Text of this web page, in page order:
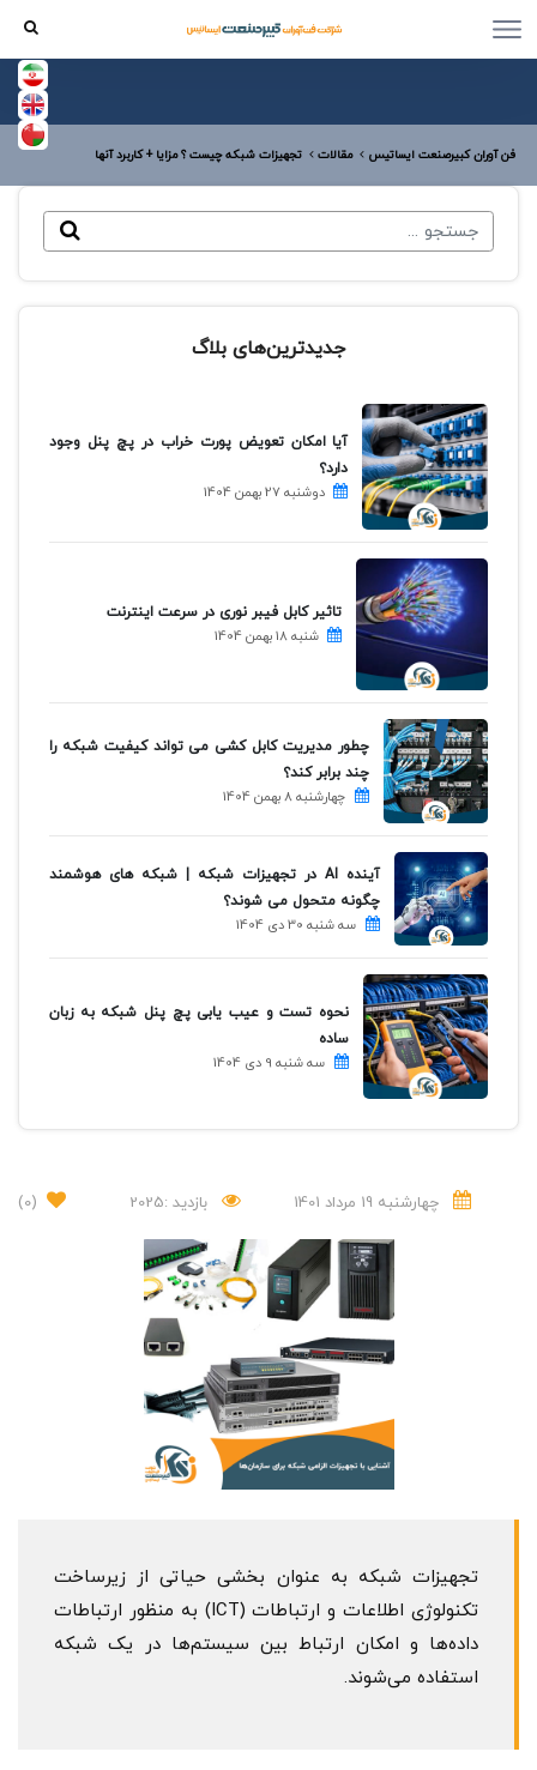
فن آوران کبیرصنعت ایساتیس مقالات تجهیزات شبکه چیست ؟ مزایا + کاربرد آنها
جدیدترین‌های بلاگ
آیا امکان تعویض پورت خراب در پچ پنل وجود
دارد؟
دوشنبه 27 بهمن 1404
تاثیر کابل فیبر نوری در سرعت اینترنت
شنبه 18 بهمن 1404
چطور مدیریت کابل کشی می تواند کیفیت شبکه را
چند برابر کند؟
چهارشنبه 8 بهمن 1404
آینده AI در تجهیزات شبکه | شبکه های هوشمند
چگونه متحول می شوند؟
سه شنبه 30 دی 1404
نحوه تست و عیب یابی پچ پنل شبکه به زبان
ساده
سه شنبه 9 دی 1404
چهارشنبه 19 مرداد 1401 (0) بازدید :2025
تجهیزات شبکه به عنوان بخشی حیاتی از زیرساخت
تکنولوژی اطلاعات و ارتباطات (ICT) به منظور ارتباطات
داده‌ها و امکان ارتباط بین سیستم‌ها در یک شبکه
استفاده می‌شوند.